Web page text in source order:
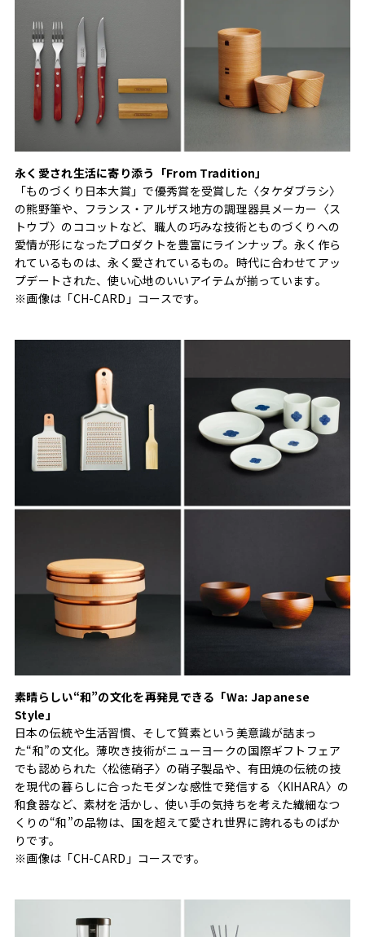
永く愛され生活に寄り添う「From Tradition」
「ものづくり日本大賞」で優秀賞を受賞した〈タケダブラシ〉
の熊野筆や、フランス・アルザス地方の調理器具メーカー〈ス
トウブ〉のココットなど、職人の巧みな技術とものづくりへの
愛情が形になったプロダクトを豊富にラインナップ。永く作ら
れているものは、永く愛されているもの。時代に合わせてアッ
プデートされた、使い心地のいいアイテムが揃っています。
※画像は「CH-CARD」コースです。
素晴らしい“和”の文化を再発見できる「Wa: Japanese
Style」
日本の伝統や生活習慣、そして質素という美意識が詰まっ
た“和”の文化。薄吹き技術がニューヨークの国際ギフトフェア
でも認められた〈松徳硝子〉の硝子製品や、有田焼の伝統の技
を現代の暮らしに合ったモダンな感性で発信する〈KIHARA〉の
和食器など、素材を活かし、使い手の気持ちを考えた繊細なつ
くりの“和”の品物は、国を超えて愛され世界に誇れるものばか
りです。
※画像は「CH-CARD」コースです。